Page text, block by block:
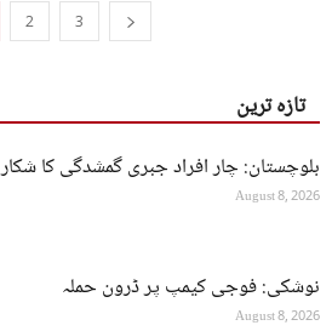
2 3
تازہ ترین
بلوچستان: چار افراد جبری گمشدگی کا شکار
August 8, 2026
نوشکی: فوجی کیمپ پر ڈرون حملہ
August 8, 2026